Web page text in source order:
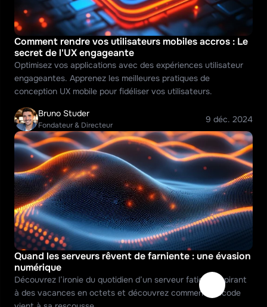
Comment rendre vos utilisateurs mobiles accros : Le
secret de l'UX engageante
Optimisez vos applications avec des expériences utilisateur
engageantes. Apprenez les meilleures pratiques de
conception UX mobile pour fidéliser vos utilisateurs.
Bruno Studer
Fondateur & Directeur
9 déc. 2024
Quand les serveurs rêvent de farniente : une évasion
numérique
Découvrez l’ironie du quotidien d’un serveur fatigué aspirant
à des vacances en octets et découvrez comment Wecode